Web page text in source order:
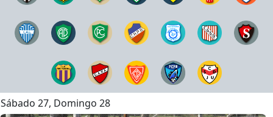
Sábado 27, Domingo 28